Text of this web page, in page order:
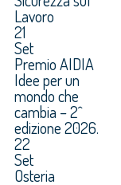
Lavoro
21
Set
Premio AIDIA
Idee per un
mondo che
cambia – 2^
edizione 2026.
22
Set
Osteria